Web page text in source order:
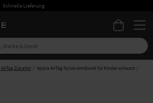
Schnelle Lieferung
Zubehör Apple AirTag Nylon-Armband für Kinder schwarz